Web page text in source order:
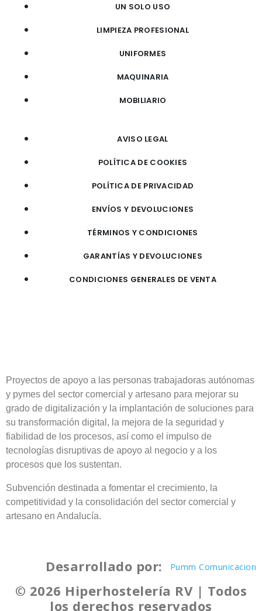
UN SOLO USO
LIMPIEZA PROFESIONAL
UNIFORMES
MAQUINARIA
MOBILIARIO
AVISO LEGAL
POLÍTICA DE COOKIES
POLÍTICA DE PRIVACIDAD
ENVÍOS Y DEVOLUCIONES
TÉRMINOS Y CONDICIONES
GARANTÍAS Y DEVOLUCIONES
CONDICIONES GENERALES DE VENTA
Proyectos de apoyo a las personas trabajadoras autónomas
y pymes del sector comercial y artesano para mejorar su
grado de digitalización y la implantación de soluciones para
su transformación digital, la mejora de la seguridad y
fiabilidad de los procesos, así como el impulso de
tecnologías disruptivas de apoyo al negocio y a los
procesos que los sustentan.
Subvención destinada a fomentar el crecimiento, la
competitividad y la consolidación del sector comercial y
artesano en Andalucía.
Desarrollado por: Pumm Comunicacion
© 2026 Hiperhostelería RV | Todos
los derechos reservados